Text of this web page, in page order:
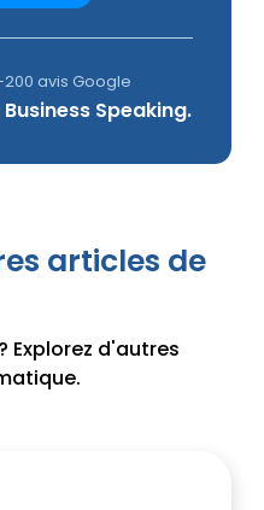
avis Google
Speaking.
articles de
Explorez d'autres